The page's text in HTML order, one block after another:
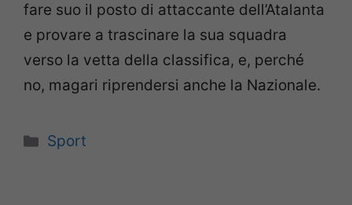
fare suo il posto di attaccante dell’Atalanta
e provare a trascinare la sua squadra
verso la vetta della classifica, e, perché
no, magari riprendersi anche la Nazionale.
Categorie
Sport